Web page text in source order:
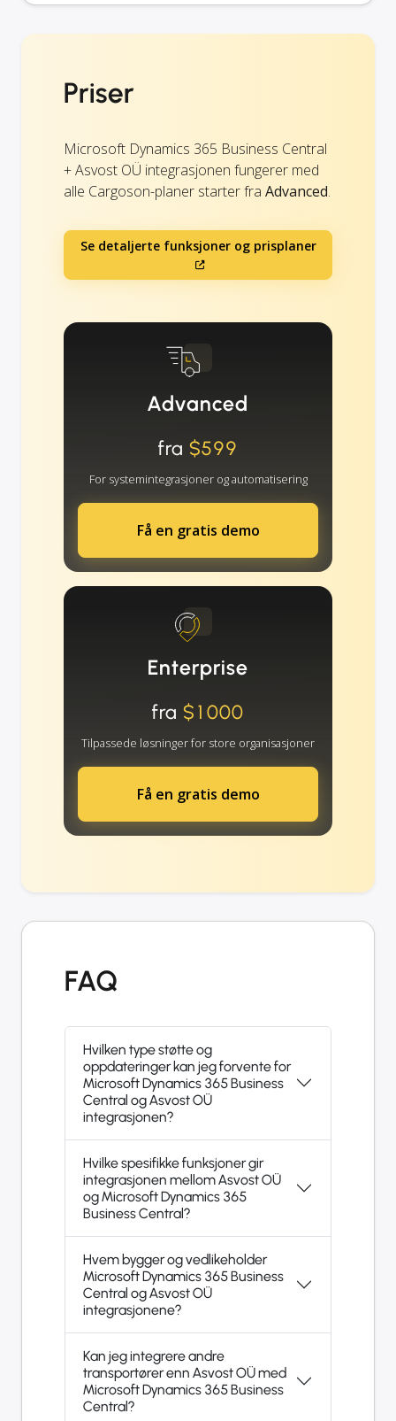
Priser
Microsoft Dynamics 365 Business Central
+ Asvost OÜ integrasjonen fungerer med
alle Cargoson-planer starter fra Advanced.
Se detaljerte funksjoner og prisplaner
Advanced
fra $599
For systemintegrasjoner og automatisering
Få en gratis demo
Enterprise
fra $1000
Tilpassede løsninger for store organisasjoner
Få en gratis demo
FAQ
Hvilken type støtte og
oppdateringer kan jeg forvente for
Microsoft Dynamics 365 Business
Central og Asvost OÜ
integrasjonen?
Hvilke spesifikke funksjoner gir
integrasjonen mellom Asvost OÜ
og Microsoft Dynamics 365
Business Central?
Hvem bygger og vedlikeholder
Microsoft Dynamics 365 Business
Central og Asvost OÜ
integrasjonene?
Kan jeg integrere andre
transportører enn Asvost OÜ med
Microsoft Dynamics 365 Business
Central?